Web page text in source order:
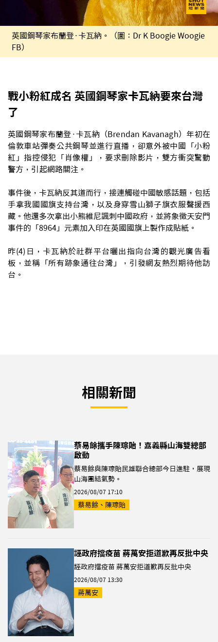
英國鋼琴家布蘭登·卡瓦納。（圖：Dr K Boogie Woogie
FB）
戰小粉紅成名 英國鋼琴家卡瓦納要來台灣
了
英國鋼琴家布蘭登·卡瓦納（Brendan Kavanagh）年初在
倫敦車站彈奏公共鋼琴並進行直播，卻意外被中國「小粉
紅」指控侵犯「肖像權」，要求刪除影片，雙方衝突驚動
警方，引起網路關注。
事件後，卡瓦納反其道而行，接連觸碰中國敏感話題，包括
手拿我國國旗支持台灣，以及身穿雪山獅子旗衣服聲援西
藏。他還多次拿出小熊維尼諷刺中國政府，並將象徵天安門
事件的「8964」元素加入印在英國國旗上製作成貼紙。
昨(4)日，卡瓦納於社群平台曬出指向台灣的觀光廣告看
板，並稱「所有跡象通往台灣」，引發網友熱烈期待他訪
台。
相關新聞
蔡易餘攜手陳琮貽！嘉義縣山海雙總部
啟動
蔡易餘與陳琮貽民雄聯合總部今日進駐，展現
山海團結氣勢。
2026/08/07 17:10
蔡易餘、陳琮貽
誣政府擋疫苗 蔣萬安拒道歉再反批中央
誣政府擋疫苗 蔣萬安拒道歉再反批中央
2026/08/07 13:30
蔣萬安